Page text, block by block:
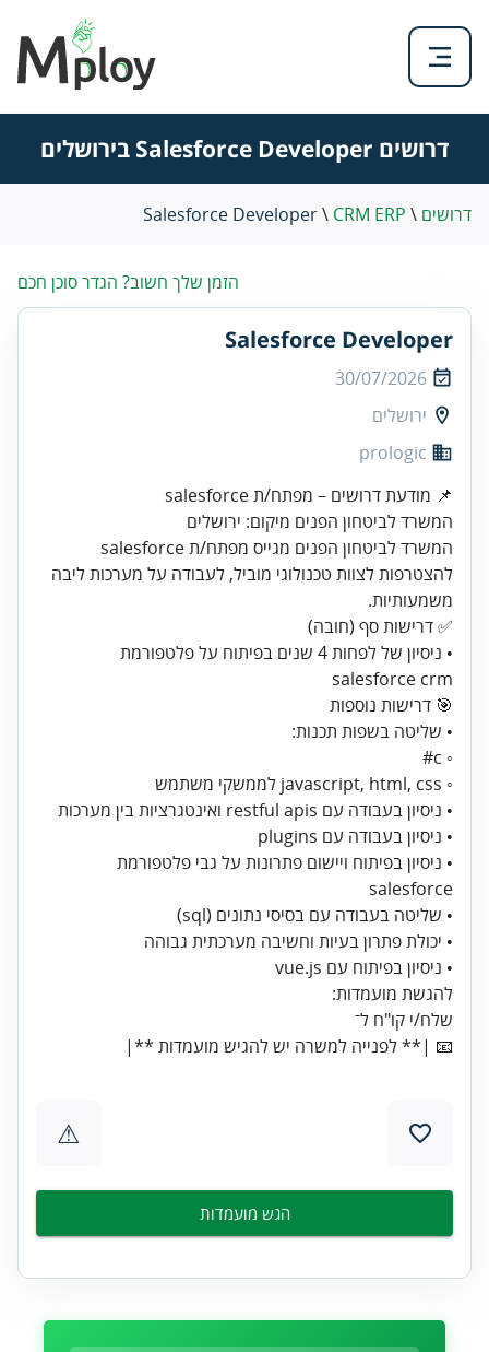
דרושים Salesforce Developer בירושלים
דרושים \
CRM ERP
\
Salesforce Developer
הזמן שלך חשוב? הגדר סוכן חכם
Salesforce Developer
30/07/2026
ירושלים
prologic
המשרד לביטחון הפנים מגייס מפתח/ת salesforce
להצטרפות לצוות טכנולוגי מוביל, לעבודה על מערכות ליבה
משמעותיות.
• ניסיון של לפחות 4 שנים בפיתוח על פלטפורמת
🎯 דרישות נוספות
• שליטה בשפות תכנות:
◦ c#
◦ javascript, html, css לממשקי משתמש
• ניסיון בעבודה עם restful apis ואינטגרציות בין מערכות
• ניסיון בעבודה עם plugins
• ניסיון בפיתוח ויישום פתרונות על גבי פלטפורמת
salesforce
• שליטה בעבודה עם בסיסי נתונים (sql)
• יכולת פתרון בעיות וחשיבה מערכתית גבוהה
• ניסיון בפיתוח עם vue.js
📧 |** לפנייה למשרה יש להגיש מועמדות **|
⚠
הגש מועמדות